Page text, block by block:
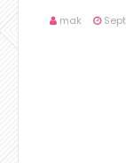
mak